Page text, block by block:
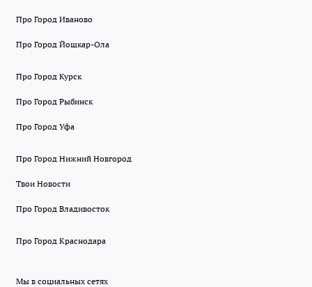
Про Город Иваново
Про Город Йошкар-Ола
Про Город Курск
Про Город Рыбинск
Про Город Уфа
Про Город Нижний Новгород
Твои Новости
Про Город Владивосток
Про Город Краснодара
Мы в социальных сетях